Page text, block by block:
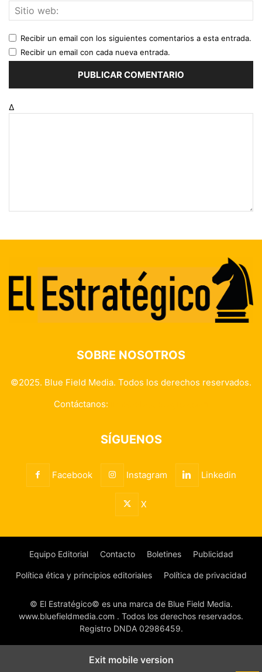
Recibir un email con los siguientes comentarios a esta entrada.
Recibir un email con cada nueva entrada.
Δ
SOBRE NOSOTROS
©2025. Blue Field Media. Todos los derechos reservados.
Contáctanos:
SÍGUENOS
Facebook Instagram Linkedin
X
Equipo Editorial Contacto Boletines Publicidad
Política ética y principios editoriales Política de privacidad
© El Estratégico© es una marca de Blue Field Media.
www.bluefieldmedia.com . Todos los derechos reservados.
Registro DNDA 02986459.
Exit mobile version